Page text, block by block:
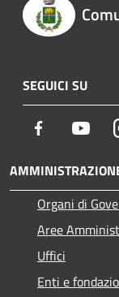
SEGUICI SU
Facebook
Organi di
Aree
Uffici
Enti e